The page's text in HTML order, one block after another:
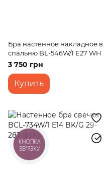
Бра настенное накладное в
спальню BL-546W/1 E27 WH
3 750 грн
Купить
КНОПКА
ЗВ'ЯЗКУ